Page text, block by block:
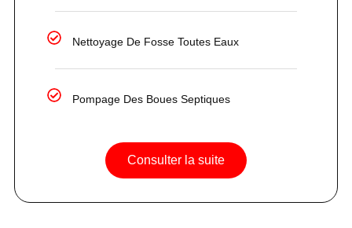
Nettoyage De Fosse Toutes Eaux
Pompage Des Boues Septiques
Consulter la suite